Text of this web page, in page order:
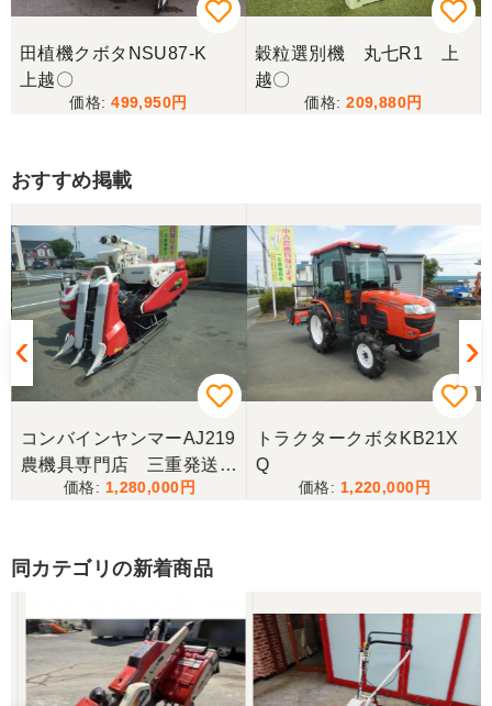
田植機クボタNSU87-K
上越〇
499,950
穀粒選別機 丸七R1 上
越〇
209,880
おすすめ掲載
コンバインヤンマーAJ219
農機具専門店 三重発送整
備済み
1,280,000
トラクタークボタKB21X
Q
1,220,000
同カテゴリの新着商品